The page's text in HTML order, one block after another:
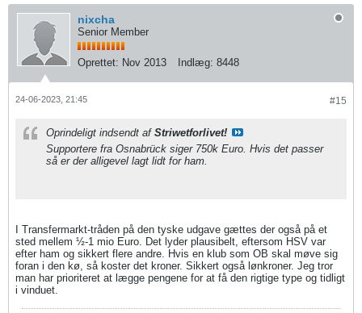
nixcha
Senior Member
Oprettet: Nov 2013 Indlæg: 8448
#15
24-06-2023, 21:45
Oprindeligt indsendt af Striwetforlivet!
Supportere fra Osnabrück siger 750k Euro. Hvis det passer
så er der alligevel lagt lidt for ham.
I Transfermarkt-tråden på den tyske udgave gættes der også på et
sted mellem ½-1 mio Euro. Det lyder plausibelt, eftersom HSV var
efter ham og sikkert flere andre. Hvis en klub som OB skal møve sig
foran i den kø, så koster det kroner. Sikkert også lønkroner. Jeg tror
man har prioriteret at lægge pengene for at få den rigtige type og tidligt
i vinduet.